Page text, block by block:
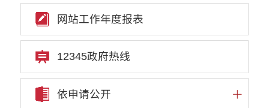
权责清单
行政处罚和行政强制
行政事业性收费
政府集中采购
网站工作年度报表
12345政府热线
依申请公开